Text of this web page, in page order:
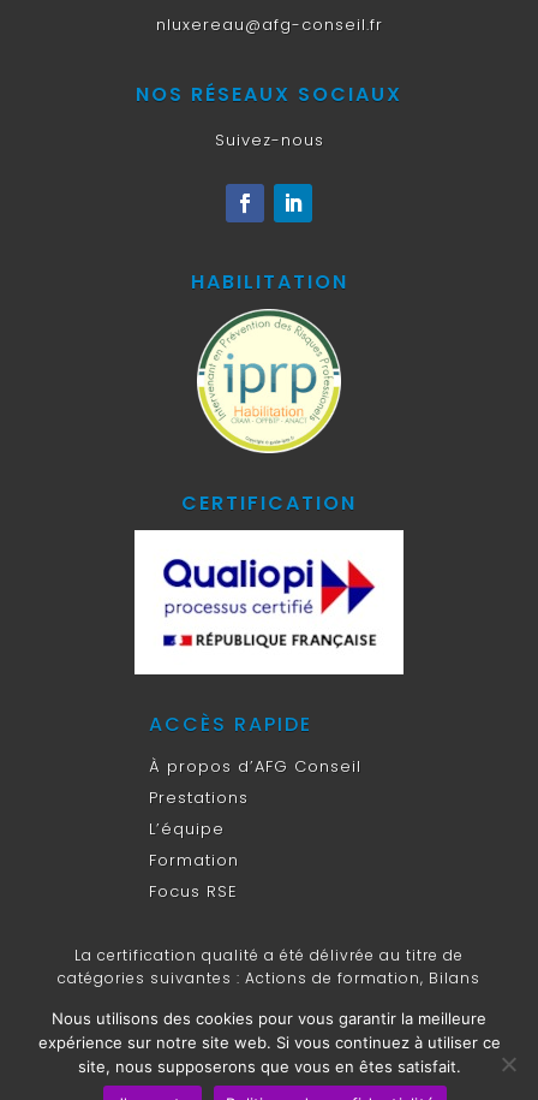
nluxereau@afg-conseil.fr
NOS RÉSEAUX SOCIAUX
Suivez-nous
HABILITATION
CERTIFICATION
ACCÈS RAPIDE
À propos d’AFG Conseil
Prestations
L’équipe
Formation
Focus RSE
La certification qualité a été délivrée au titre de
catégories suivantes : Actions de formation, Bilans
Copyright ©2014-2026 AFG Conseil |Mentions légales|
Design & réalisation :Dev N Com
Nous utilisons des cookies pour vous garantir la meilleure
expérience sur notre site web. Si vous continuez à utiliser ce
site, nous supposerons que vous en êtes satisfait.